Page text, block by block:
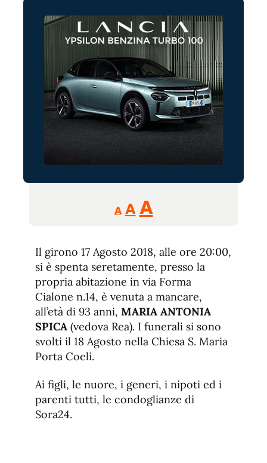
A
Reducir
tamaño
A Restablecer
de
fuente
AAumentar
de
fuente.
Il girono 17 Agosto 2018, alle ore 20:00,
si è spenta seretamente, presso la
propria abitazione in via Forma
Cialone n.14, è venuta a mancare,
all’età di 93 anni, MARIA ANTONIA
SPICA (vedova Rea). I funerali si sono
svolti il 18 Agosto nella Chiesa S. Maria
Porta Coeli.
Ai figli, le nuore, i generi, i nipoti ed i
parenti tutti, le condoglianze di
Sora24.